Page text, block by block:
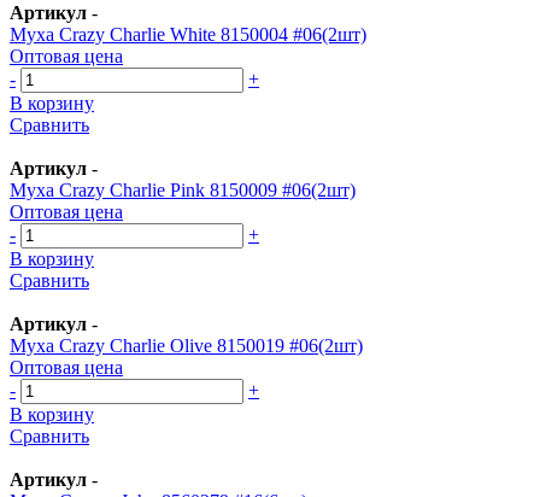
Артикул -
Муха Crazy Charlie White 8150004 #06(2шт)
Оптовая цена
-
+
В корзину
Сравнить
Артикул -
Муха Crazy Charlie Pink 8150009 #06(2шт)
Оптовая цена
-
+
В корзину
Сравнить
Артикул -
Муха Crazy Charlie Olive 8150019 #06(2шт)
Оптовая цена
-
+
В корзину
Сравнить
Артикул -